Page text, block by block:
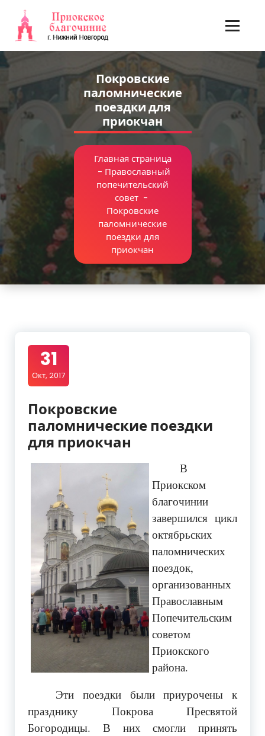
содержимому
Покровские
паломнические
поездки для
приокчан
Главная страница
- Православный
попечительский
совет -
Покровские
паломнические
поездки для
приокчан
31
Окт, 2017
Покровские
паломнические поездки
для приокчан
В
Приокском
благочинии
завершился цикл
октябрьских
паломнических
поездок,
организованных
Православным
Попечительским
советом
Приокского
района.
Эти поездки были приурочены к
празднику Покрова Пресвятой
Богородицы. В них смогли принять